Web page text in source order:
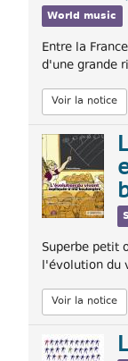
World music
Entre la
d'une grande
Voir la notice
Superbe petit
l'évolution du
Voir la notice